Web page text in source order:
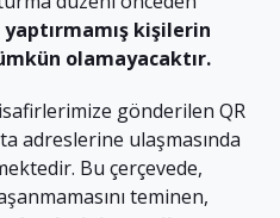
yaptırmamış kişilerin
olamayacaktır.
gönderilen QR
adreslerine ulaşmasında
Bu çerçevede,
teminen,